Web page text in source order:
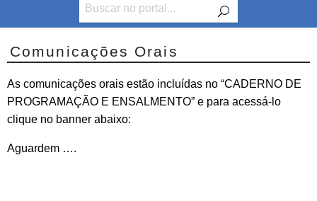
Canais
Comunicações Orais
As comunicações orais estão incluídas no “CADERNO DE
PROGRAMAÇÃO E ENSALMENTO” e para acessá-lo
clique no banner abaixo:
Aguardem ….